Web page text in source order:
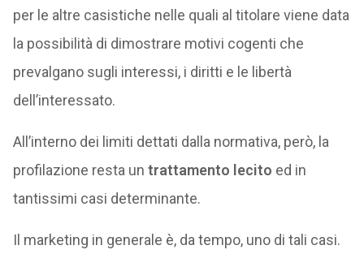
per le altre casistiche nelle quali al titolare viene data
la possibilità di dimostrare motivi cogenti che
prevalgano sugli interessi, i diritti e le libertà
dell’interessato.
All’interno dei limiti dettati dalla normativa, però, la
profilazione resta un trattamento lecito ed in
tantissimi casi determinante.
Il marketing in generale è, da tempo, uno di tali casi.